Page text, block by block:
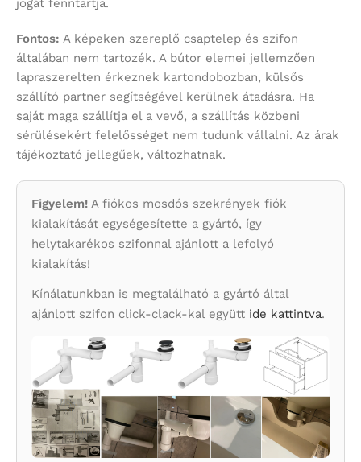
jogát fenntartja.
Fontos: A képeken szereplő csaptelep és szifon
általában nem tartozék. A bútor elemei jellemzően
lapraszerelten érkeznek kartondobozban, külsős
szállító partner segítségével kerülnek átadásra. Ha
saját maga szállítja el a vevő, a szállítás közbeni
sérülésekért felelősséget nem tudunk vállalni. Az árak
tájékoztató jellegűek, változhatnak.
Figyelem! A fiókos mosdós szekrények fiók
kialakítását egységesítette a gyártó, így
helytakarékos szifonnal ajánlott a lefolyó
kialakítás!
Kínálatunkban is megtalálható a gyártó által
ajánlott szifon click-clack-kal együtt ide kattintva.